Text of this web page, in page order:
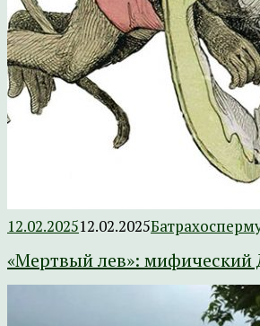
12.02.202512.02.2025
«Мертвый лев»: мифический